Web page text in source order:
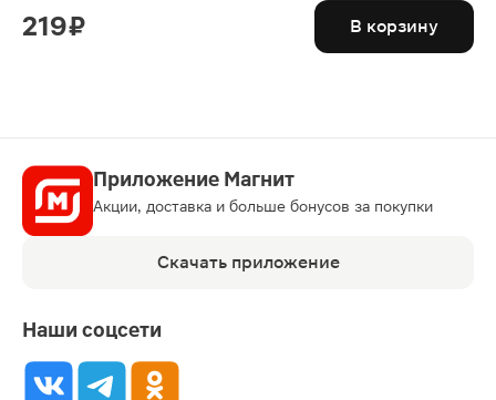
219 ₽ В корзину
Приложение Магнит
Акции, доставка и больше бонусов за покупки
Скачать приложение
Наши соцсети